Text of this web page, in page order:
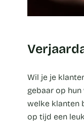
Wil je je
gebaar op
welke klanten
op tijd een